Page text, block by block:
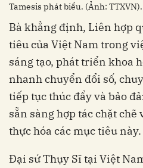
Tamesis phát biểu. (Ảnh: TTXVN).
Bà khẳng định, Liên hợp
tiêu của Việt Nam trong
sáng tạo, phát triển khoa
nhanh chuyển đổi số,
tiếp tục thúc đẩy và bảo
sẵn sàng hợp tác chặt
thực hóa các mục tiêu này.
Đại sứ Thụy Sĩ tại Việt